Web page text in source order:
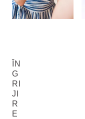
ÎN
G
RI
JI
R
E